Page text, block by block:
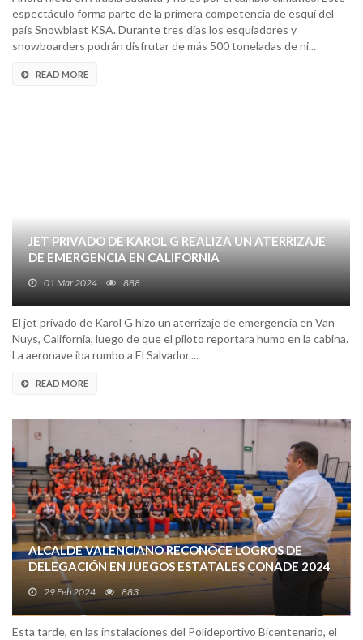
espectáculo forma parte de la primera competencia de esquí del
país Snowblast KSA. Durante tres días los esquiadores y
snowboarders podrán disfrutar de más 500 toneladas de ni...
READ MORE
JET PRIVADO DE KAROL G REALIZA UN ATERRIZAJE
DE EMERGENCIA EN CALIFORNIA
01 Mar 2024 888
El jet privado de Karol G hizo un aterrizaje de emergencia en Van
Nuys, California, luego de que el piloto reportara humo en la cabina.
La aeronave iba rumbo a El Salvador....
READ MORE
ALCALDE VALENCIANO RECONOCE LOGROS DE
DELEGACIÓN EN JUEGOS ESTATALES CONADE 2024
29 Feb 2024 883
Esta tarde, en las instalaciones del Polideportivo Bicentenario, el